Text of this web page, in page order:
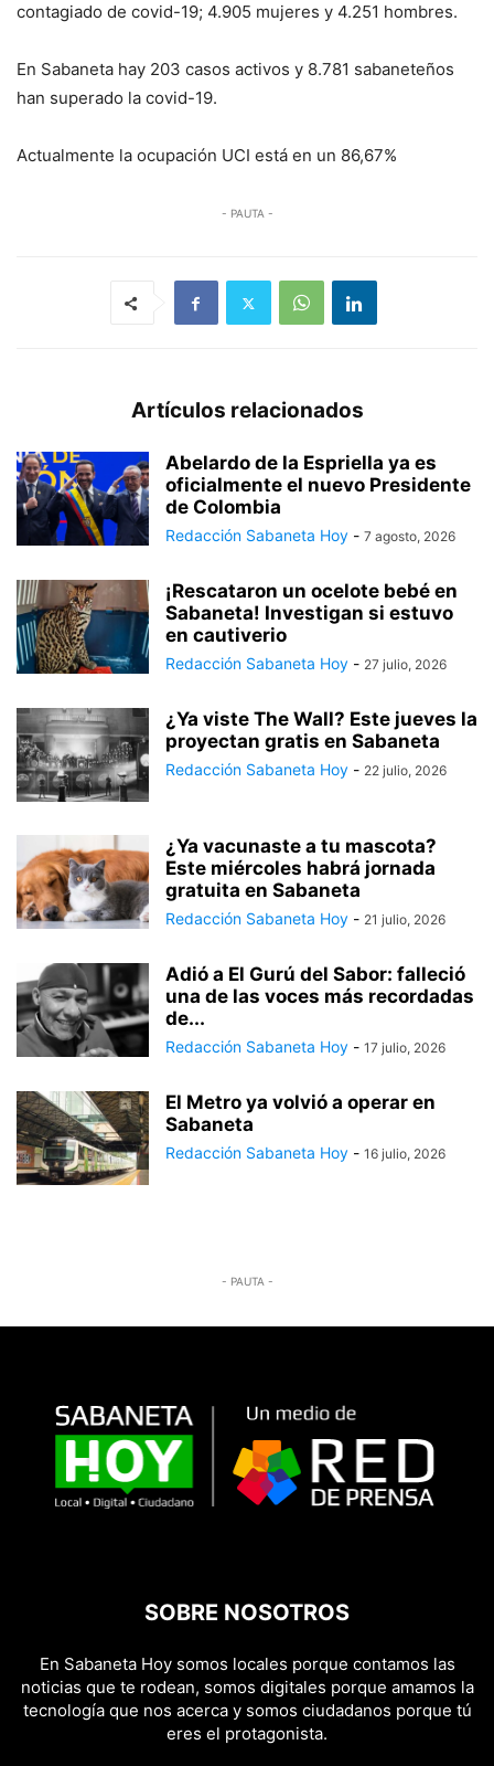
contagiado de covid-19; 4.905 mujeres y 4.251 hombres.
En Sabaneta hay 203 casos activos y 8.781 sabaneteños
han superado la covid-19.
Actualmente la ocupación UCI está en un 86,67%
- PAUTA -
Artículos relacionados
Abelardo de la Espriella ya es
oficialmente el nuevo Presidente
de Colombia
Redacción Sabaneta Hoy - 7 agosto, 2026
¡Rescataron un ocelote bebé en
Sabaneta! Investigan si estuvo
en cautiverio
Redacción Sabaneta Hoy - 27 julio, 2026
¿Ya viste The Wall? Este jueves la
proyectan gratis en Sabaneta
Redacción Sabaneta Hoy - 22 julio, 2026
¿Ya vacunaste a tu mascota?
Este miércoles habrá jornada
gratuita en Sabaneta
Redacción Sabaneta Hoy - 21 julio, 2026
Adió a El Gurú del Sabor: falleció
una de las voces más recordadas
de...
Redacción Sabaneta Hoy - 17 julio, 2026
El Metro ya volvió a operar en
Sabaneta
Redacción Sabaneta Hoy - 16 julio, 2026
- PAUTA -
SOBRE NOSOTROS
En Sabaneta Hoy somos locales porque contamos las
noticias que te rodean, somos digitales porque amamos la
tecnología que nos acerca y somos ciudadanos porque tú
eres el protagonista.